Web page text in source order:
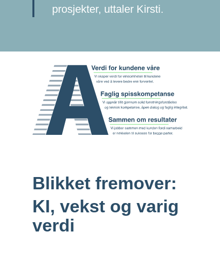
prosjekter, uttaler Kirsti.
Blikket fremover:
KI, vekst og varig
verdi